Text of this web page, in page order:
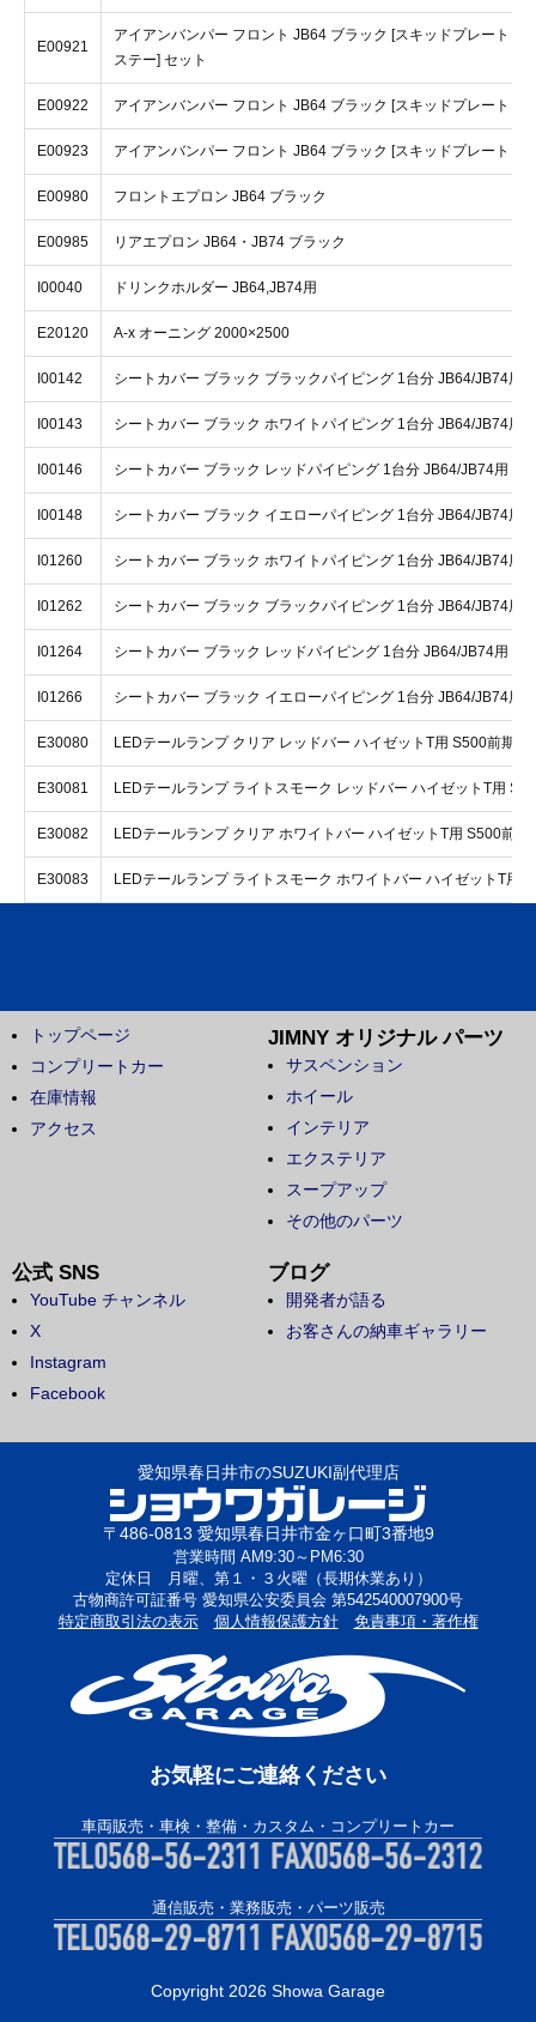
E00921
アイアンバンパー フロント JB64 ブラック [スキッドプレート シ
ステー] セット
E00922 アイアンバンパー フロント JB64 ブラック [スキッドプレート ブ
E00923 アイアンバンパー フロント JB64 ブラック [スキッドプレート シ
E00980 フロントエプロン JB64 ブラック
E00985 リアエプロン JB64・JB74 ブラック
I00040 ドリンクホルダー JB64,JB74用
E20120 A-x オーニング 2000×2500
I00142 シートカバー ブラック ブラックパイピング 1台分 JB64/JB74用
I00143 シートカバー ブラック ホワイトパイピング 1台分 JB64/JB74用
I00146 シートカバー ブラック レッドパイピング 1台分 JB64/JB74用 1
I00148 シートカバー ブラック イエローパイピング 1台分 JB64/JB74用
I01260 シートカバー ブラック ホワイトパイピング 1台分 JB64/JB74用
I01262 シートカバー ブラック ブラックパイピング 1台分 JB64/JB74用
I01264 シートカバー ブラック レッドパイピング 1台分 JB64/JB74用 5型
I01266 シートカバー ブラック イエローパイピング 1台分 JB64/JB74用
E30080 LEDテールランプ クリア レッドバー ハイゼットT用 S500前期
E30081 LEDテールランプ ライトスモーク レッドバー ハイゼットT用
E30082 LEDテールランプ クリア ホワイトバー ハイゼットT用 S500前期
E30083 LEDテールランプ ライトスモーク ホワイトバー ハイゼットT用
トップページ
コンプリートカー
在庫情報
アクセス
JIMNY オリジナル パーツ
サスペンション
ホイール
インテリア
エクステリア
スープアップ
その他のパーツ
公式 SNS
YouTube チャンネル
X
Instagram
Facebook
ブログ
開発者が語る
お客さんの納車ギャラリー
愛知県春日井市のSUZUKI副代理店
〒486-0813 愛知県春日井市金ヶ口町3番地9
営業時間 AM9:30～PM6:30
定休日 月曜、第１・３火曜（長期休業あり）
古物商許可証番号 愛知県公安委員会 第542540007900号
特定商取引法の表示
個人情報保護方針 免責事項・著作権
お気軽にご連絡ください
車両販売・車検・整備・カスタム・コンプリートカー
通信販売・業務販売・パーツ販売
Copyright 2026 Showa Garage